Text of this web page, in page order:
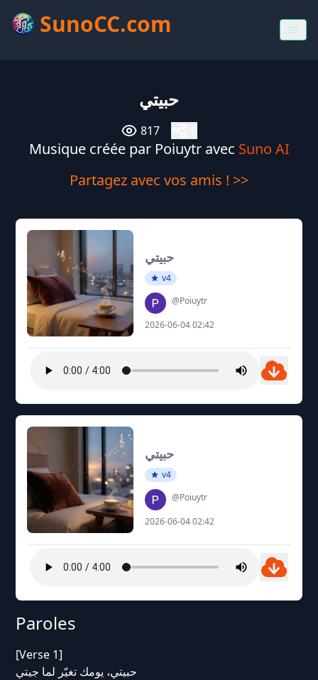
SunoCC.com
حبيتي
817
Musique créée par Poiuytr avec Suno AI
Partagez avec vos amis ! >>
حبيتي
v4
@Poiuytr
2026-06-04 02:42
حبيتي
v4
@Poiuytr
2026-06-04 02:42
Paroles
[Verse 1]
حبيتي، يومك تغيّر لما جيتي